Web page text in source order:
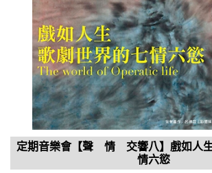
定期音樂會【聲 情 交響八】戲如人
情六慾